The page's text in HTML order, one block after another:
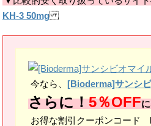
KH-3 50mg
今なら、 [Bioderma]サンシ
さらに！5％OFF
お得な割引クーポンコード